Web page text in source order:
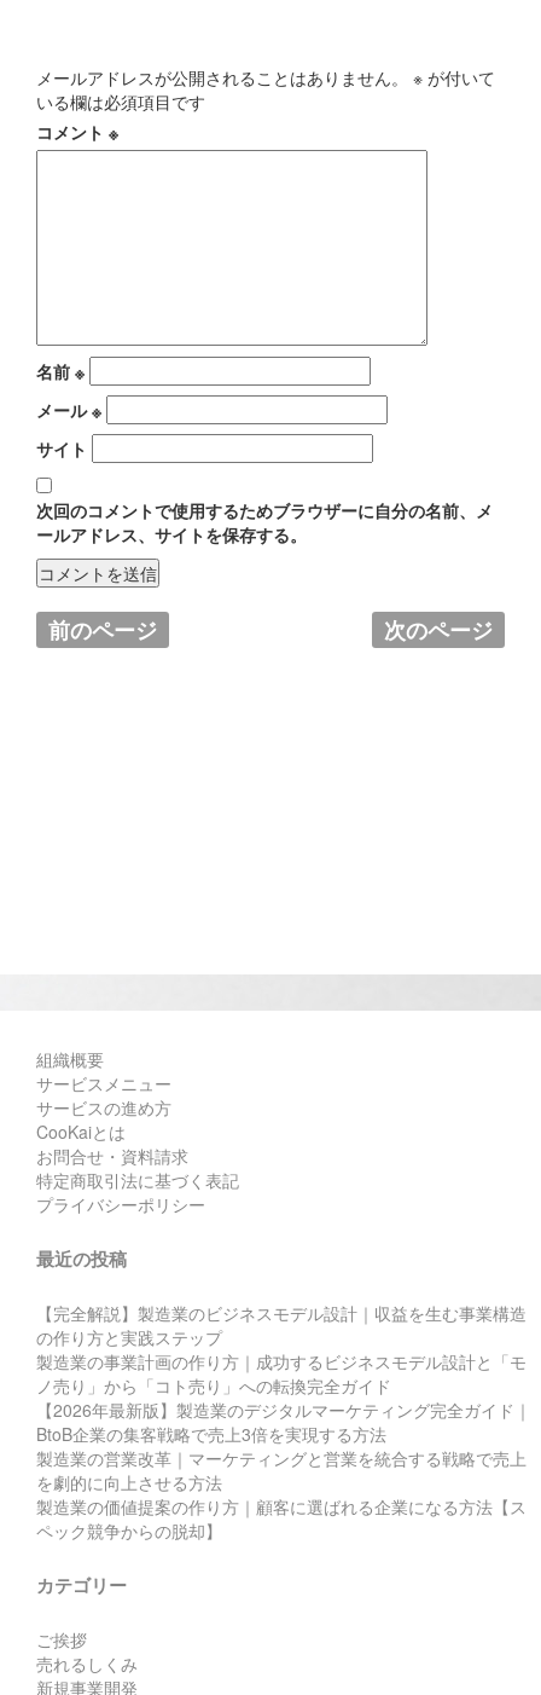
メールアドレスが公開されることはありません。 ※ が付いて
いる欄は必須項目です
コメント ※
名前 ※
メール※
サイト
次回のコメントで使用するためブラウザーに自分の名前、メ
ールアドレス、サイトを保存する。
前のページ 次のページ
組織概要
サービスメニュー
サービスの進め方
CooKaiとは
お問合せ・資料請求
特定商取引法に基づく表記
プライバシーポリシー
最近の投稿
【完全解説】製造業のビジネスモデル設計｜収益を生む事業構造
の作り方と実践ステップ
製造業の事業計画の作り方｜成功するビジネスモデル設計と「モ
ノ売り」から「コト売り」への転換完全ガイド
【2026年最新版】製造業のデジタルマーケティング完全ガイド｜
BtoB企業の集客戦略で売上3倍を実現する方法
製造業の営業改革｜マーケティングと営業を統合する戦略で売上
を劇的に向上させる方法
製造業の価値提案の作り方｜顧客に選ばれる企業になる方法【ス
ペック競争からの脱却】
カテゴリー
ご挨拶
売れるしくみ
新規事業開発